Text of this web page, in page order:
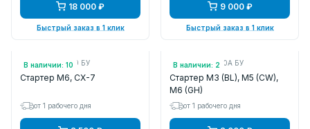
18 000 ₽
Быстрый заказ в 1 клик
9 000 ₽
Быстрый заказ в 1 клик
В наличии: 10
Арт.: L50918400 БУ
Стартер M6, CX-7
от 1 рабочего дня
В наличии: 2
Арт.: LFBL18400A БУ
Стартер M3 (BL), M5 (CW),
M6 (GH)
от 1 рабочего дня